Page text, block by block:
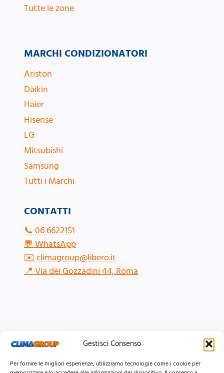
Gestisci Consenso
Per fornire le migliori esperienze, utilizziamo tecnologie come i cookie per
Tutte le zone
CONTATTI
📞06 6622151
💬WhatsApp
✉️climagroup@libero.it
📍Via dei Gozzadini 44, Roma
MARCHI CONDIZIONATORI
Ariston
Daikin
Haier
Hisense
LG
Mitsubishi
Samsung
Tutti i Marchi